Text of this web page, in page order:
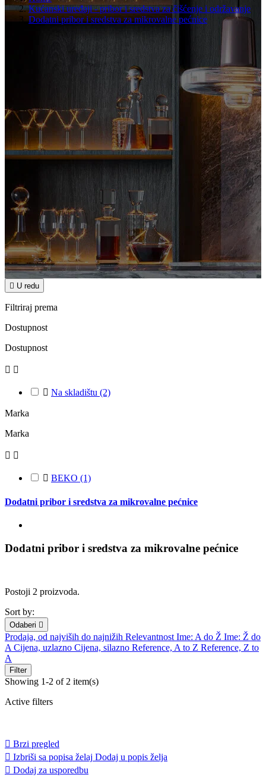
Kućanski uređaji - pribor i sredstva za čišćenje i održavanje
Dodatni pribor i sredstva za mikrovalne pećnice
 U redu
Filtriraj prema
Dostupnost
Dostupnost
 
 Na skladištu (2)
Marka
Marka
 
 BEKO (1)
Dodatni pribor i sredstva za mikrovalne pećnice
Dodatni pribor i sredstva za mikrovalne pećnice
Postoji 2 proizvoda.
Sort by:
Odaberi 
Prodaja, od najviših do najnižih Relevantnost Ime: A do Ž Ime: Ž do
A Cijena, uzlazno Cijena, silazno Reference, A to Z Reference, Z to
A
Filter
Showing 1-2 of 2 item(s)
Active filters
 Brzi pregled
 Izbriši sa popisa želaj Dodaj u popis želja
 Dodaj za usporedbu